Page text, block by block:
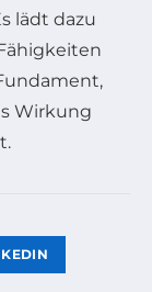
lädt dazu
Wirkung